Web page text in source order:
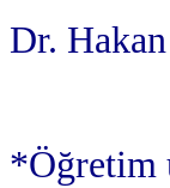
Dr.
*Öğretim